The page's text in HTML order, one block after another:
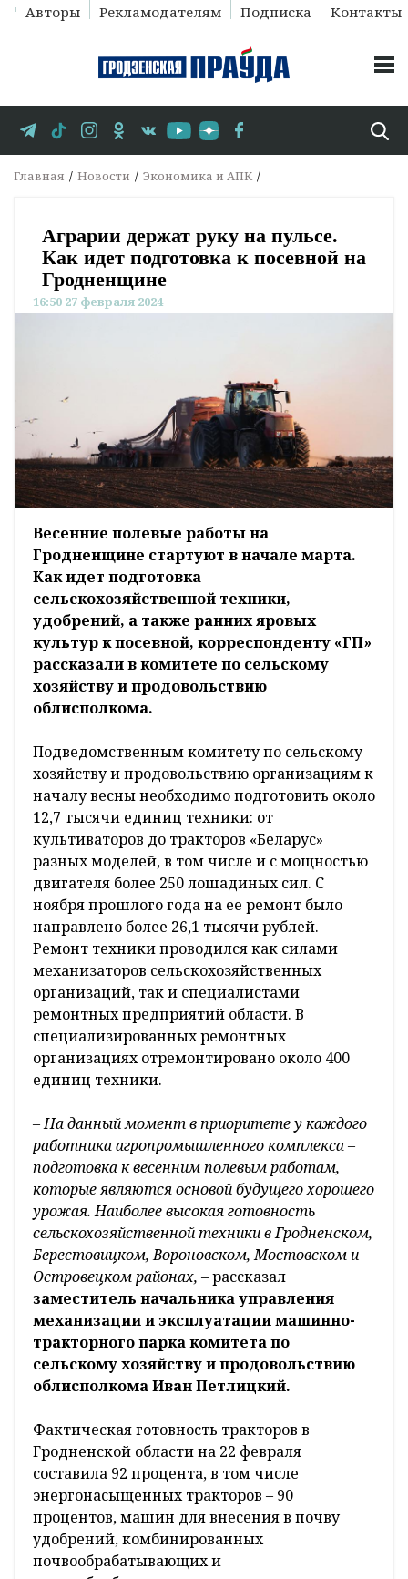
Авторы Рекламодателям Подписка Контакты
Главная Новости Экономика и АПК
Аграрии держат руку на пульсе.
Как идет подготовка к посевной на
Гродненщине
16:50 27 февраля 2024
Весенние полевые работы на
Гродненщине стартуют в начале марта.
Как идет подготовка
сельскохозяйственной техники,
удобрений, а также ранних яровых
культур к посевной, корреспонденту «ГП»
рассказали в комитете по сельскому
хозяйству и продовольствию
облисполкома.
Подведомственным комитету по сельскому
хозяйству и продовольствию организациям к
началу весны необходимо подготовить около
12,7 тысячи единиц техники: от
культиваторов до тракторов «Беларус»
разных моделей, в том числе и с мощностью
двигателя более 250 лошадиных сил. С
ноября прошлого года на ее ремонт было
направлено более 26,1 тысячи рублей.
Ремонт техники проводился как силами
механизаторов сельскохозяйственных
организаций, так и специалистами
ремонтных предприятий области. В
специализированных ремонтных
организациях отремонтировано около 400
единиц техники.
– На данный момент в приоритете у каждого
работника агропромышленного комплекса –
подготовка к весенним полевым работам,
которые являются основой будущего хорошего
урожая. Наиболее высокая готовность
сельскохозяйственной техники в Гродненском,
Берестовицком, Вороновском, Мостовском и
Островецком районах, – рассказал
заместитель начальника управления
механизации и эксплуатации машинно-
тракторного парка комитета по
сельскому хозяйству и продовольствию
облисполкома Иван Петлицкий.
Фактическая готовность тракторов в
Гродненской области на 22 февраля
составила 92 процента, в том числе
энергонасыщенных тракторов – 90
процентов, машин для внесения в почву
удобрений, комбинированных
почвообрабатывающих и